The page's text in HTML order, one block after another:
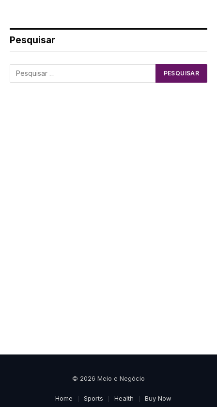
Pesquisar
© 2026 Meio e Negócio
Home Sports Health Buy Now